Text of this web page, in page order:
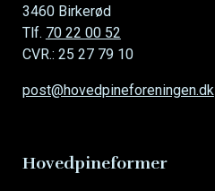
3460 Birkerød
Tlf. 70 22 00 52
CVR.: 25 27 79 10
post@hovedpineforeningen.dk
Hovedpineformer